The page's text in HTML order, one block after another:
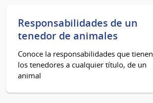
Responsabilidades de un
tenedor de animales
Conoce la responsabilidades que tienen
los tenedores a cualquier título, de un
animal